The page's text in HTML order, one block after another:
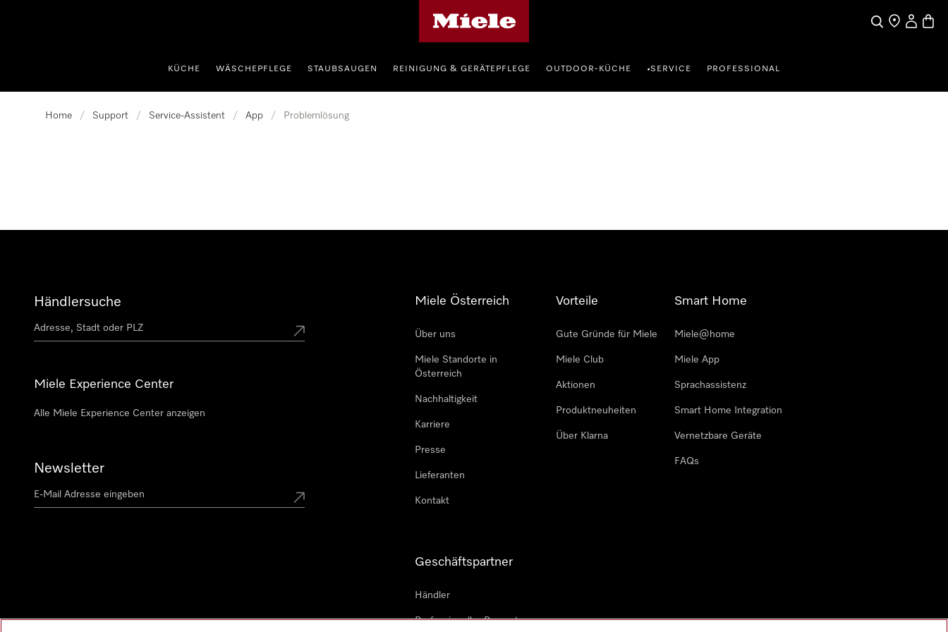
SucheHändlersuche
KÜCHE WÄSCHEPFLEGE STAUBSAUGEN REINIGUNG & GERÄTEPFLEGE OUTDOOR-KÜCHE •SERVICE PROFESSIONAL
Home / Support / Service-Assistent / App / Problemlösung
Händlersuche
Miele Experience Center
Alle Miele Experience Center anzeigen
Newsletter
Miele Österreich
Über uns
Miele Standorte in
Österreich
Nachhaltigkeit
Karriere
Presse
Lieferanten
Kontakt
Vorteile
Gute Gründe für Miele
Miele Club
Aktionen
Produktneuheiten
Über Klarna
Smart Home
Miele@home
Miele App
Sprachassistenz
Smart Home Integration
Vernetzbare Geräte
FAQs
Geschäftspartner
Händler
Professioneller Reparateur